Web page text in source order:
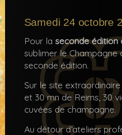
Samedi 24 octobre
Pour la seconde édition
sublimer le Champagne
seconde édition.
Sur le site
et 30 mn de Reims, 30
cuvées de champagne.
Au détour d’ateliers